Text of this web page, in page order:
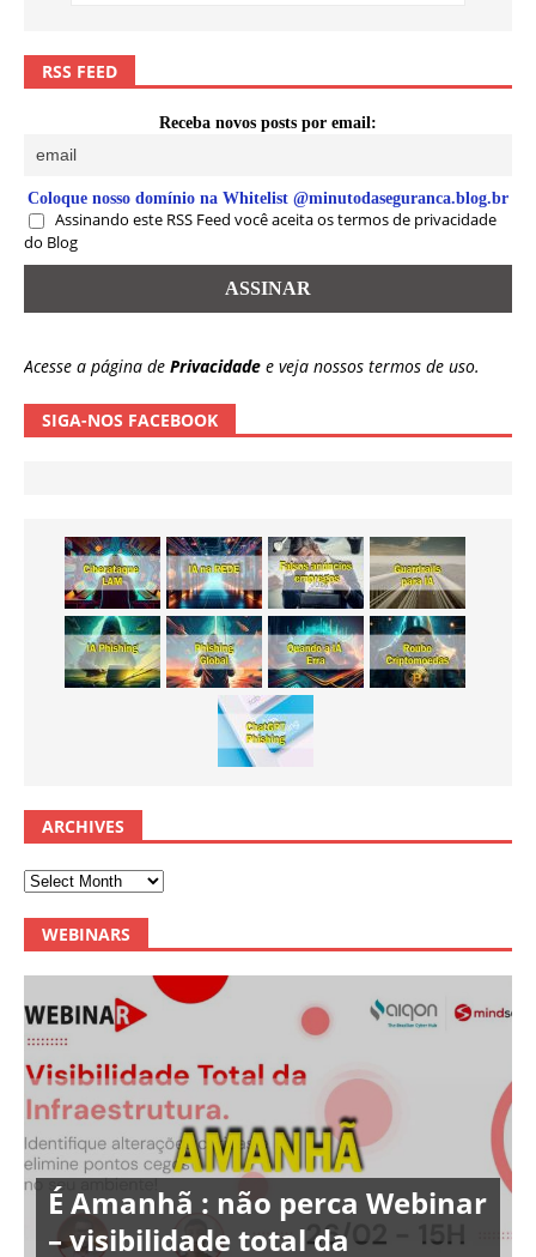
RSS FEED
Receba novos posts por email:
Coloque nosso domínio na Whitelist @minutodaseguranca.blog.br
Assinando este RSS Feed você aceita os termos de privacidade
do Blog
Acesse a página de Privacidade e veja nossos termos de uso.
SIGA-NOS FACEBOOK
ARCHIVES
WEBINARS
É Amanhã : não perca Webinar
– visibilidade total da